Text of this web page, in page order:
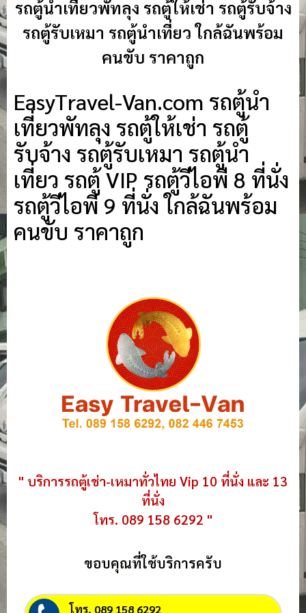
รถตู้นำเที่ยวพัทลุง รถตู้ให้เช่า รถตู้รับจ้าง
รถตู้รับเหมา รถตู้นำเที่ยว ใกล้ฉันพร้อม
คนขับ ราคาถูก
EasyTravel-Van.com รถตู้นำ
เที่ยวพัทลุง รถตู้ให้เช่า รถตู้
รับจ้าง รถตู้รับเหมา รถตู้นำ
เที่ยว รถตู้ VIP รถตู้วีไอพี 8 ที่นั่ง
รถตู้วีไอพี 9 ที่นั่ง ใกล้ฉันพร้อม
คนขับ ราคาถูก
" บริการรถตู้เช่า-เหมาทั่วไทย Vip 10 ที่นั่ง และ 13
ที่นั่ง
โทร. 089 158 6292 "
ขอบคุณที่ใช้บริการครับ
โทร. 089 158 6292